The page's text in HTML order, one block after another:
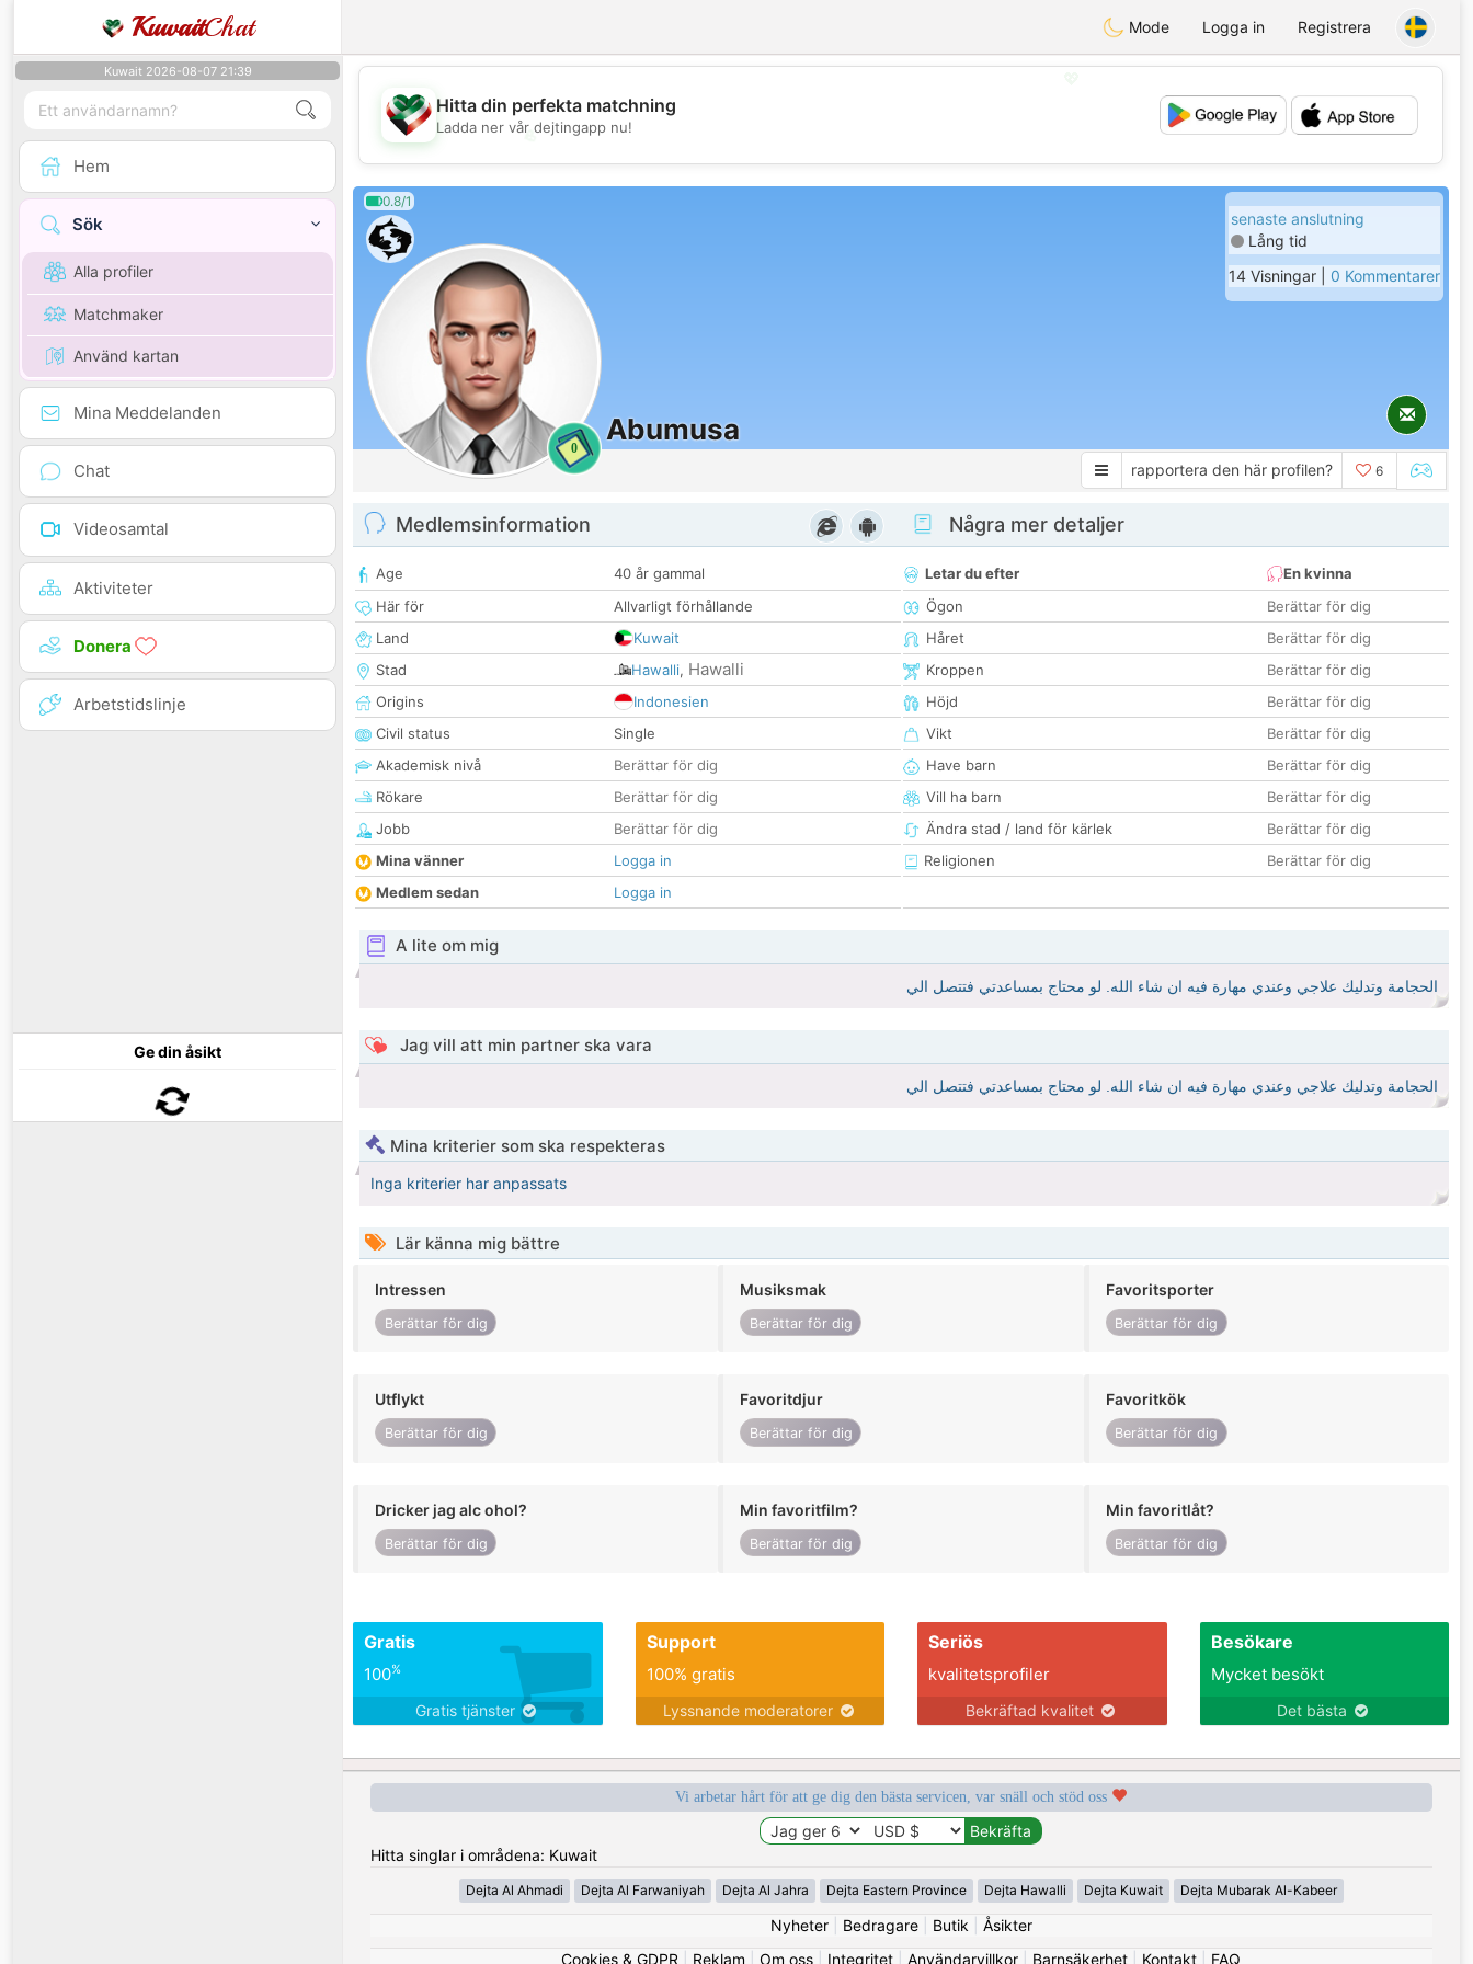
KuwaitChat Mode Logga in Registrera
Kuwait 2026-08-07 21:39
Hem
Sök
Alla profiler
Matchmaker
Använd kartan
Mina Meddelanden
Chat
Videosamtal
Aktiviteter
Donera
Arbetstidslinje
Ge din åsikt
💖
💕
💕
Hitta din perfekta matchning
Ladda ner vår dejtingapp nu!
0.8/1
0
Abumusa
senaste anslutning
Lång tid
14 Visningar | 0 Kommentarer
rapportera den här profilen? 6
Medlemsinformation
Age
40 år gammal
Här för
Allvarligt förhållande
Land
Kuwait
Stad
Hawalli, Hawalli
Origins
Indonesien
Civil status
Single
Akademisk nivå
Berättar för dig
Rökare
Berättar för dig
Jobb
Berättar för dig
Mina vänner
Logga in
Medlem sedan
Logga in
Några mer detaljer
Letar du efter
En kvinna
Ögon
Berättar för dig
Håret
Berättar för dig
Kroppen
Berättar för dig
Höjd
Berättar för dig
Vikt
Berättar för dig
Have barn
Berättar för dig
Vill ha barn
Berättar för dig
Ändra stad / land för kärlek
Berättar för dig
Religionen
Berättar för dig
A lite om mig
الحجامة وتدليك علاجي وعندي مهارة فيه ان شاء الله. لو محتاج بمساعدتي فتتصل الي
Jag vill att min partner ska vara
الحجامة وتدليك علاجي وعندي مهارة فيه ان شاء الله. لو محتاج بمساعدتي فتتصل الي
Mina kriterier som ska respekteras
Inga kriterier har anpassats
Lär känna mig bättre
Intressen
Berättar för dig
Musiksmak
Berättar för dig
Favoritsporter
Berättar för dig
Utflykt
Berättar för dig
Favoritdjur
Berättar för dig
Favoritkök
Berättar för dig
Dricker jag alc ohol?
Berättar för dig
Min favoritfilm?
Berättar för dig
Min favoritlåt?
Berättar för dig
Gratis
100%
Gratis tjänster
Support
100% gratis
Lyssnande moderatorer
Seriös
kvalitetsprofiler
Bekräftad kvalitet
Besökare
Mycket besökt
Det bästa
Vi arbetar hårt för att ge dig den bästa servicen, var snäll och stöd oss
Hitta singlar i områdena: Kuwait
Dejta Al Ahmadi Dejta Al Farwaniyah Dejta Al Jahra Dejta Eastern Province Dejta Hawalli Dejta Kuwait Dejta Mubarak Al-Kabeer
Nyheter| Bedragare| Butik
Åsikter
Cookies & GDPR
Reklam Om oss Integritet Användarvillkor Barnsäkerhet Kontakt FAQ